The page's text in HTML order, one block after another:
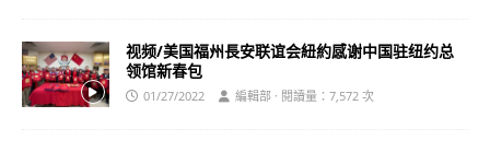
视频/美国福州長安联谊会紐約感谢中国驻纽约总
领馆新春包
01/27/2022 編輯部 · 閱讀量：7,572 次